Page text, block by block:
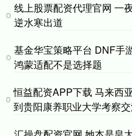
线上股票配资代理官网 一
逆水寒出道
基金华宝策略平台 DNF手
鸿蒙适配不是选择题
恒益配资APP下载 马来西
到贵阳康养职业大学考察